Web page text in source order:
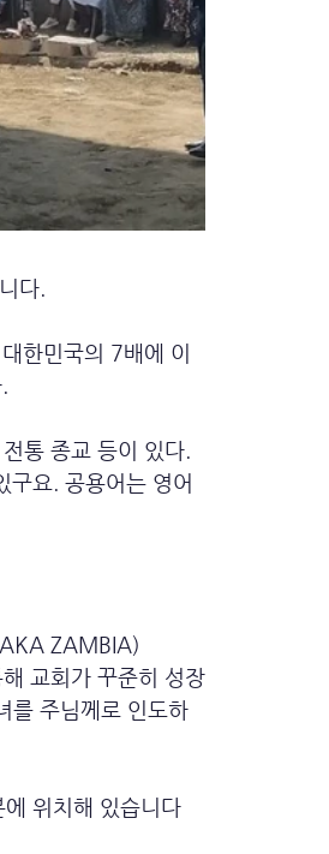
다.
한민국의 7배에 이
통 종교 등이 있다.
요. 공용어는 영어
ZAMBIA)
교회가 꾸준히 성장
를 주님께로 인도하
위치해 있습니다